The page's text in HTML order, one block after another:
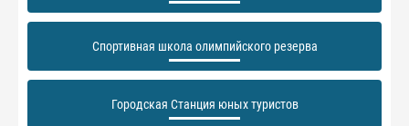
Спортивная школа олимпийского резерва
Городская Станция юных туристов